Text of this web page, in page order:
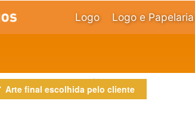
Logo Logo e Papelaria
Arte final escolhida pelo cliente